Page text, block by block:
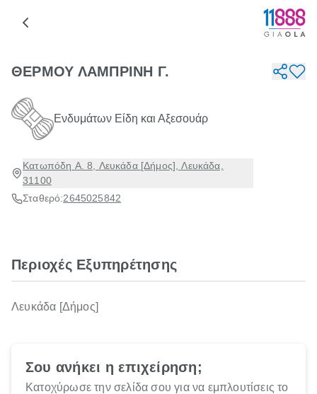
ΘΕΡΜΟΥ ΛΑΜΠΡΙΝΗ Γ.
Ενδυμάτων Είδη και Αξεσουάρ
Κατωπόδη Α. 8, Λευκάδα [Δήμος], Λευκάδα,
31100
Σταθερό:2645025842
Περιοχές Εξυπηρέτησης
Λευκάδα [Δήμος]
Σου ανήκει η επιχείρηση;
Κατοχύρωσε την σελίδα σου για να εμπλουτίσεις το